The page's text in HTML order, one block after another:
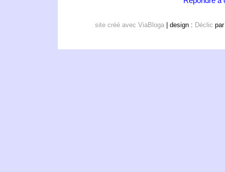
site créé avec ViaBloga | design : Déclic